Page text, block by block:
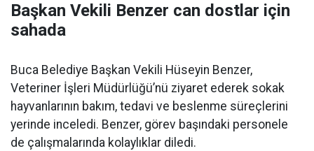
Başkan Vekili Benzer can dostlar için
sahada
Buca Belediye Başkan Vekili Hüseyin Benzer,
Veteriner İşleri Müdürlüğü’nü ziyaret ederek sokak
hayvanlarının bakım, tedavi ve beslenme süreçlerini
yerinde inceledi. Benzer, görev başındaki personele
de çalışmalarında kolaylıklar diledi.